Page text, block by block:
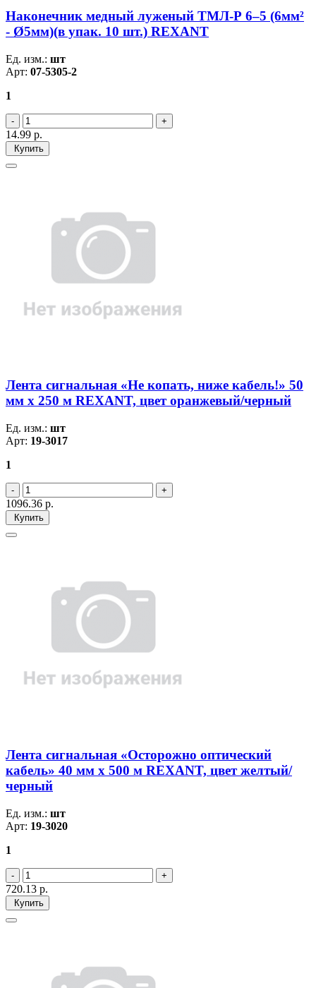
Наконечник медный луженый ТМЛ-Р 6–5 (6мм²
- Ø5мм)(в упак. 10 шт.) REXANT
Ед. изм.: шт
Арт: 07-5305-2
1
14.99 р.
Купить
Лента сигнальная «Не копать, ниже кабель!» 50
мм х 250 м REXANT, цвет оранжевый/черный
Ед. изм.: шт
Арт: 19-3017
1
1096.36 р.
Купить
Лента сигнальная «Осторожно оптический
кабель» 40 мм х 500 м REXANT, цвет желтый/
черный
Ед. изм.: шт
Арт: 19-3020
1
720.13 р.
Купить